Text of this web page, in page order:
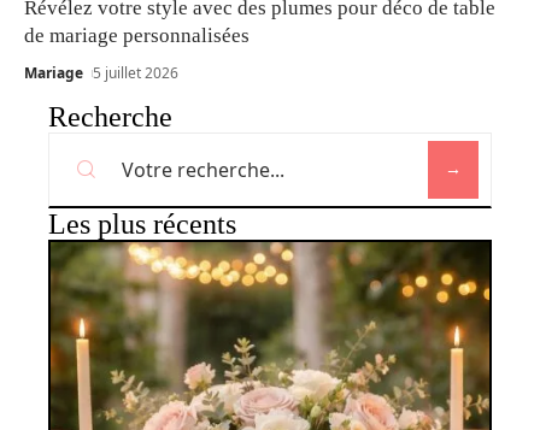
Révélez votre style avec des plumes pour déco de table
de mariage personnalisées
Mariage 5 juillet 2026
Recherche
Les plus récents